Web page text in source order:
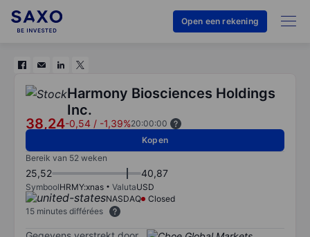
Open een rekening
Harmony Biosciences Holdings
Inc.
38,24-0,54 / -1,39%20:00:00
Kopen
Bereik van 52 weken
25,52 40,87
SymboolHRMY:xnas ValutaUSD
NASDAQ
Closed
15 minutes différées